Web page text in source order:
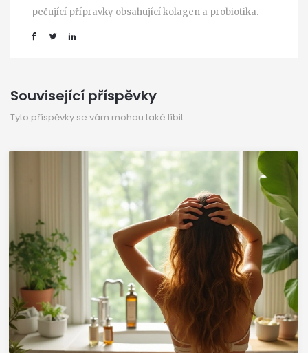
pečující přípravky obsahující kolagen a probiotika.
Související příspěvky
Tyto příspěvky se vám mohou také líbit